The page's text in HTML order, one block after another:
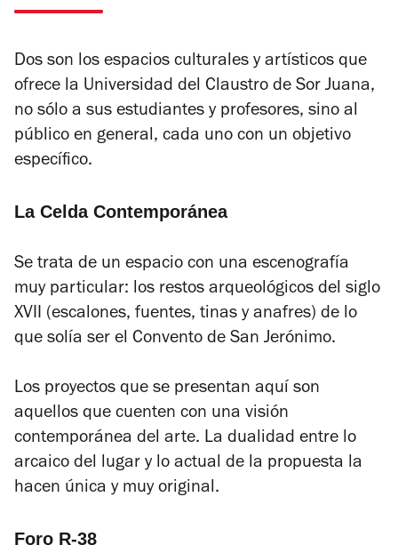
Dos son los espacios culturales y artísticos que
ofrece la Universidad del Claustro de Sor Juana,
no sólo a sus estudiantes y profesores, sino al
público en general, cada uno con un objetivo
específico.
La Celda Contemporánea
Se trata de un espacio con una escenografía
muy particular: los restos arqueológicos del siglo
XVII (escalones, fuentes, tinas y anafres) de lo
que solía ser el Convento de San Jerónimo.
Los proyectos que se presentan aquí son
aquellos que cuenten con una visión
contemporánea del arte. La dualidad entre lo
arcaico del lugar y lo actual de la propuesta la
hacen única y muy original.
Foro R-38